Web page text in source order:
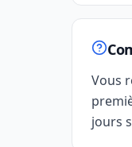
Vous
jours